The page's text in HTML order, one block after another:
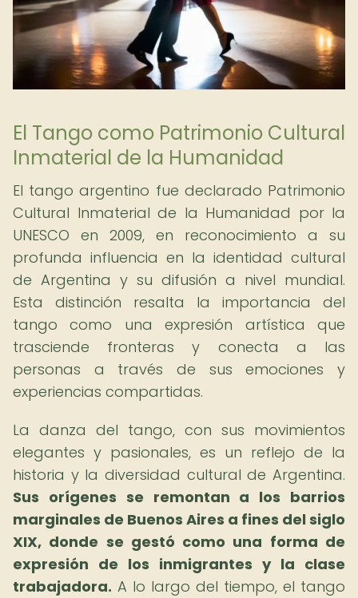
El Tango como Patrimonio Cultural
Inmaterial de la Humanidad
El tango argentino fue declarado Patrimonio
Cultural Inmaterial de la Humanidad por la
UNESCO en 2009, en reconocimiento a su
profunda influencia en la identidad cultural
de Argentina y su difusión a nivel mundial.
Esta distinción resalta la importancia del
tango como una expresión artística que
trasciende fronteras y conecta a las
personas a través de sus emociones y
experiencias compartidas.
La danza del tango, con sus movimientos
elegantes y pasionales, es un reflejo de la
historia y la diversidad cultural de Argentina.
Sus orígenes se remontan a los barrios
marginales de Buenos Aires a fines del siglo
XIX, donde se gestó como una forma de
expresión de los inmigrantes y la clase
trabajadora. A lo largo del tiempo, el tango